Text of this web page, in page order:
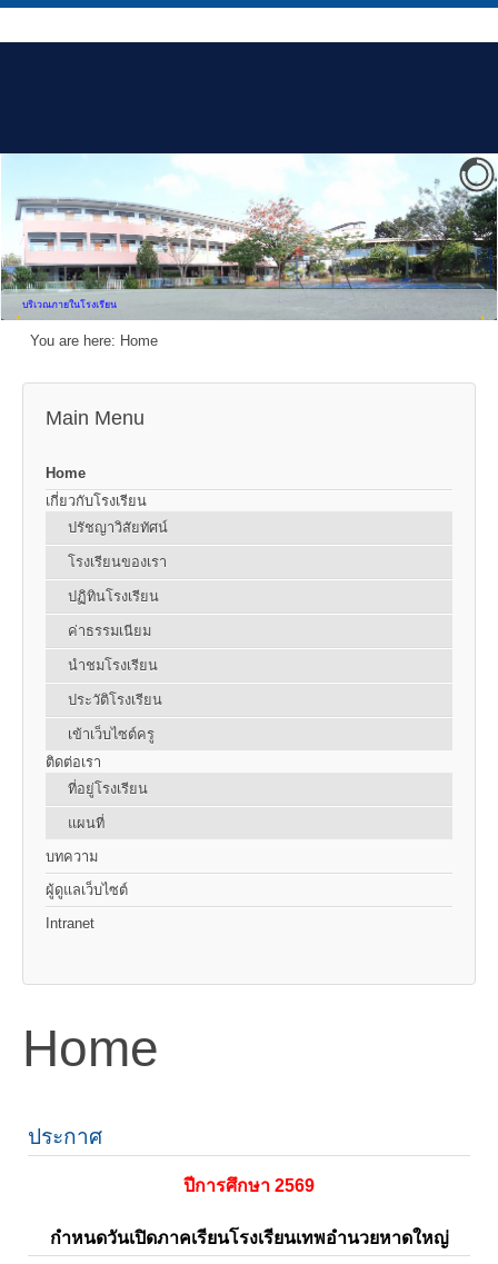
บริเวณภายในโรงเรียน
You are here: Home
Main Menu
Home
เกี่ยวกับโรงเรียน
ปรัชญาวิสัยทัศน์
โรงเรียนของเรา
ปฏิทินโรงเรียน
ค่าธรรมเนียม
นำชมโรงเรียน
ประวัติโรงเรียน
เข้าเว็บไซต์ครู
ติดต่อเรา
ที่อยู่โรงเรียน
แผนที่
บทความ
ผู้ดูแลเว็บไซต์
Intranet
Home
ประกาศ
ปีการศึกษา 2569
กำหนดวันเปิดภาคเรียนโรงเรียนเทพอำนวยหาดใหญ่